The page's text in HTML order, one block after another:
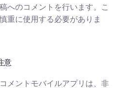
へのコメントを行います。こ
重に使用する必要がありま
意
メントモバイルアプリは、非